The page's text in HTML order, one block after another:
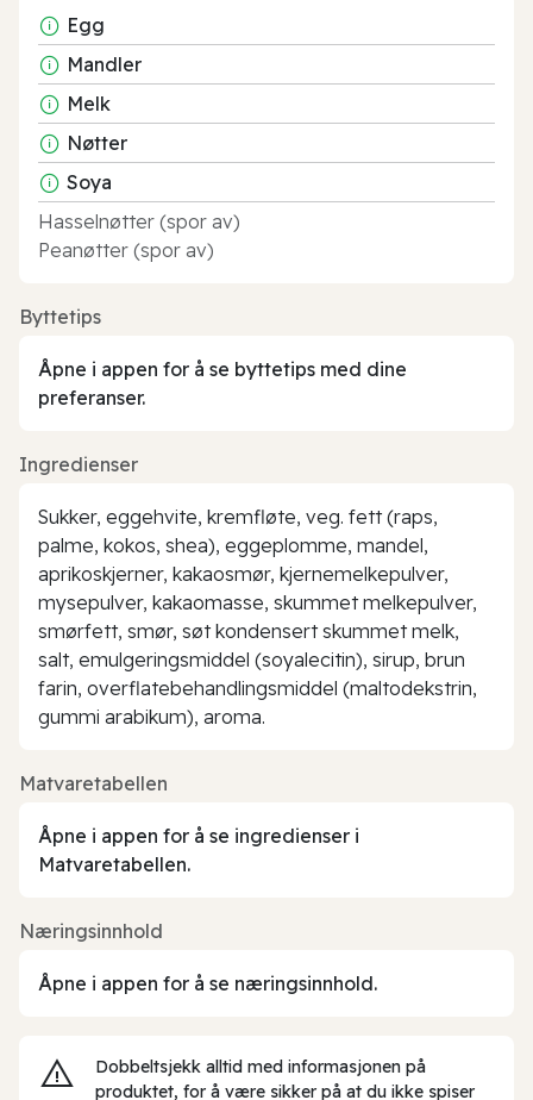
Egg
Mandler
Melk
Nøtter
Soya
Hasselnøtter (spor av)
Peanøtter (spor av)
Byttetips
Åpne i appen for å se byttetips med dine
preferanser.
Ingredienser
Sukker, eggehvite, kremfløte, veg. fett (raps,
palme, kokos, shea), eggeplomme, mandel,
aprikoskjerner, kakaosmør, kjernemelkepulver,
mysepulver, kakaomasse, skummet melkepulver,
smørfett, smør, søt kondensert skummet melk,
salt, emulgeringsmiddel (soyalecitin), sirup, brun
farin, overflatebehandlingsmiddel (maltodekstrin,
gummi arabikum), aroma.
Matvaretabellen
Åpne i appen for å se ingredienser i
Matvaretabellen.
Næringsinnhold
Åpne i appen for å se næringsinnhold.
Dobbeltsjekk alltid med informasjonen på
produktet, for å være sikker på at du ikke spiser